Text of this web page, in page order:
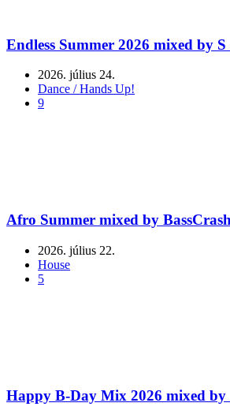
Endless Summer 2026 mixed by S
2026. július 24.
Dance / Hands Up!
9
Afro Summer mixed by
2026. július 22.
House
5
Happy B-Day Mix 2026 mixed by